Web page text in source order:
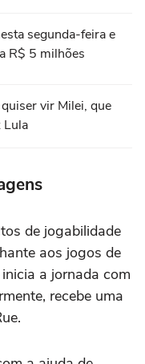
segunda-feira e
R$ 5 milhões
vir Milei, que
Lula
de jogabilidade
aos jogos de
a jornada com
recebe uma